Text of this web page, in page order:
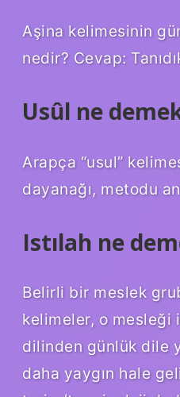
Aşina kelimesinin
nedir? Cevap:
Usûl ne
Arapça “usul”
dayanağı, metodu
Istılah ne
Belirli bir meslek
kelimeler, o mesleği
dilinden günlük dile
daha yaygın hale